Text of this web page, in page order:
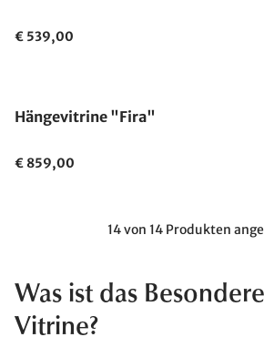
€ 539,00
Hängevitrine "Fira"
€ 859,00
14 von 14 Produkten
Was ist das
Vitrine?